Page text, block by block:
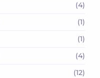
(4)
(1)
(1)
(4)
(12)